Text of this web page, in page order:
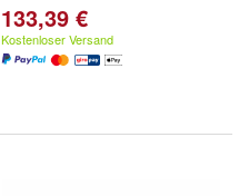
133,39 €
Kostenloser Versand